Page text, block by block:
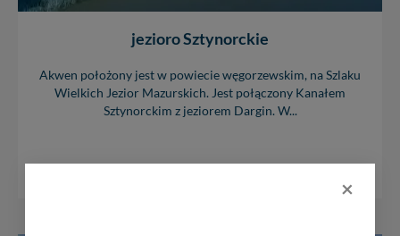
jezioro Sztynorckie
Akwen położony jest w powiecie węgorzewskim, na Szlaku
Wielkich Jezior Mazurskich. Jest połączony Kanałem
Sztynorckim z jeziorem Dargin. W...
×